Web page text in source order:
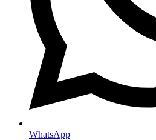
WhatsApp